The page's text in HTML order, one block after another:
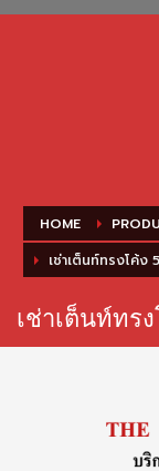
HOME
เช่าเต็นท์ทรงโค้ง
เช่าเต็นท์ทร